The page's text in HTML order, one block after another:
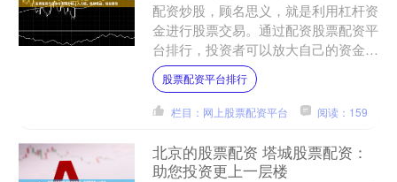
配资炒股，顾名思义，就是利用杠杆资
金进行股票交易。通过配资股票配资平
台排行，投资者可以放大自己的资金
量，从而获得更高的收益。 我们的配
资利率合理，灵活多样，满足....
股票配资平台排行
栏目：网上股票配资平台 阅读：159
北京的股票配资 塔城股票配资：
助您投资更上一层楼